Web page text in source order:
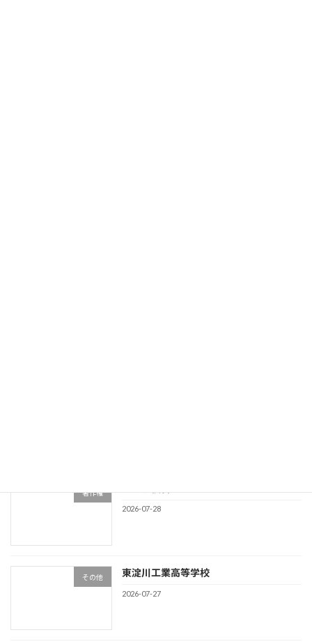
著作権
2026-07-28
その他 東淀川工業高等学校
2026-07-27